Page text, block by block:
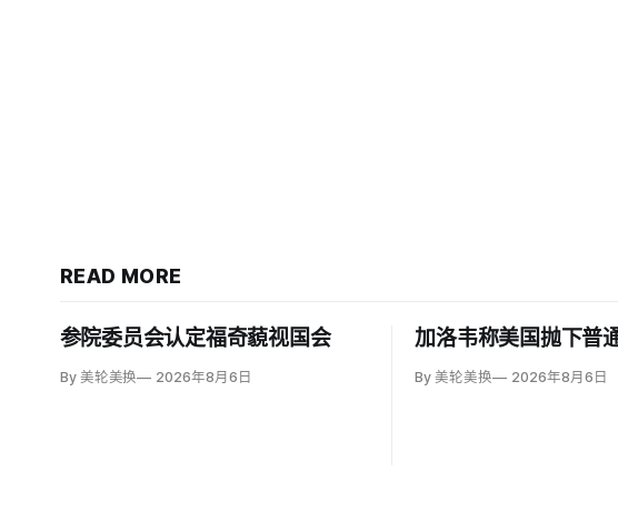
READ MORE
参院委员会认定福奇藐视国会
By 美轮美换 2026年8月6日
加洛韦称美国抛下普
By 美轮美换 2026年8月6日